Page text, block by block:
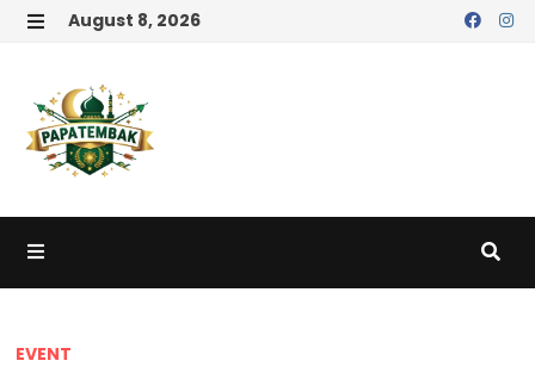
Skip
August 8, 2026
EVENT